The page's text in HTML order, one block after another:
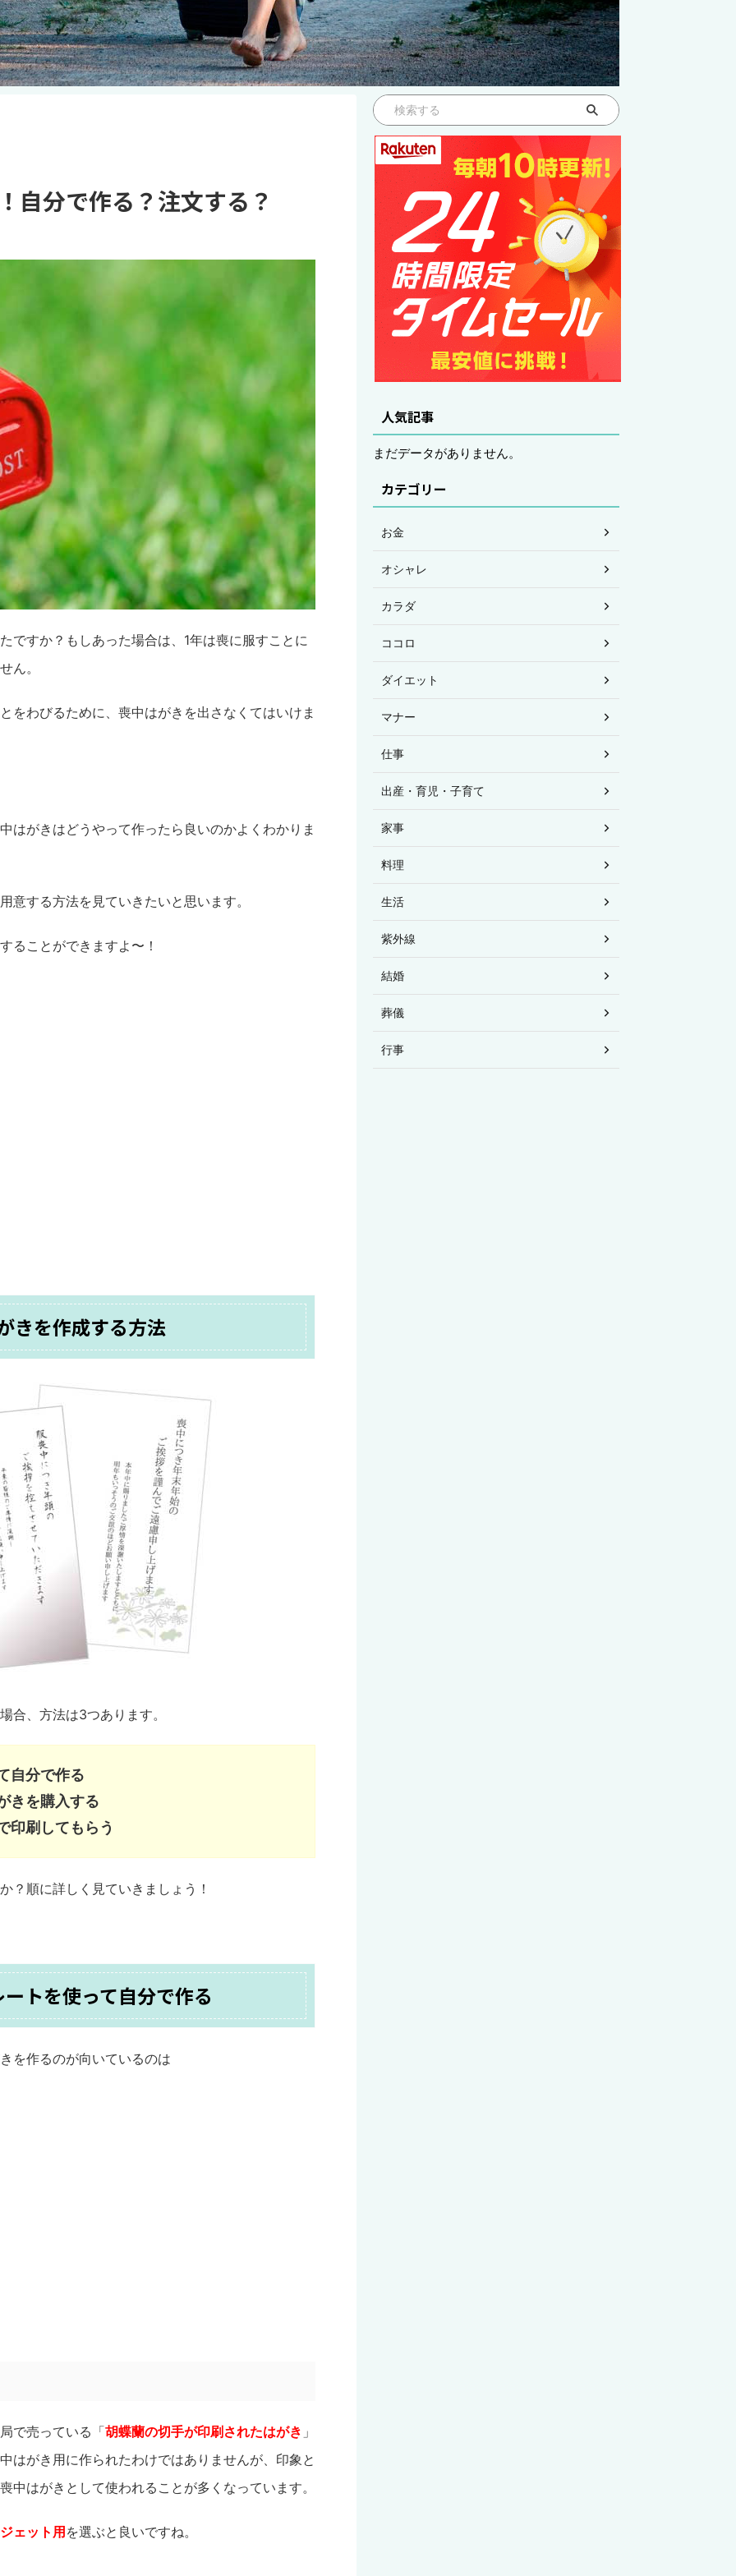
自分で作る？注文する？
ですか？もしあった場合は、1年は喪に服すことに
ん。
をわびるために、喪中はがきを出さなくてはいけま
はがきはどうやって作ったら良いのかよくわかりま
意する方法を見ていきたいと思います。
ることができますよ〜！
きを作成する方法
合、方法は3つあります。
自分で作る
きを購入する
印刷してもらう
？順に詳しく見ていきましょう！
トを使って自分で作る
を作るのが向いているのは
で売っている「胡蝶蘭の切手が印刷されたはがき 」
はがき用に作られたわけではありませんが、印象と
中はがきとして使われることが多くなっています。
ェット用 を選ぶと良いですね。
人気記事
まだデータがありません。
カテゴリー
お金
オシャレ
カラダ
ココロ
ダイエット
マナー
仕事
出産・育児・子育て
家事
料理
生活
紫外線
結婚
葬儀
行事